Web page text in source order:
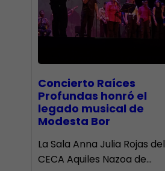
​Concierto Raíces
Profundas honró el
legado musical de
Modesta Bor
La Sala Anna Julia Rojas del
CECA Aquiles Nazoa de…